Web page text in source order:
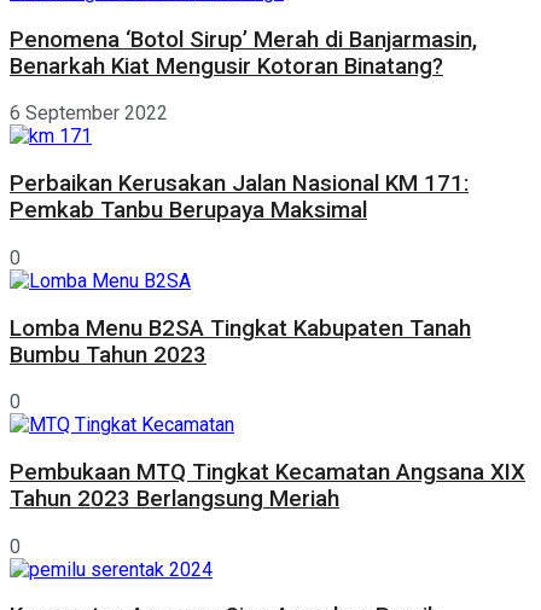
Penomena ‘Botol Sirup’ Merah di Banjarmasin,
Benarkah Kiat Mengusir Kotoran Binatang?
6 September 2022
Perbaikan Kerusakan Jalan Nasional KM 171:
Pemkab Tanbu Berupaya Maksimal
0
Lomba Menu B2SA Tingkat Kabupaten Tanah
Bumbu Tahun 2023
0
Pembukaan MTQ Tingkat Kecamatan Angsana XIX
Tahun 2023 Berlangsung Meriah
0